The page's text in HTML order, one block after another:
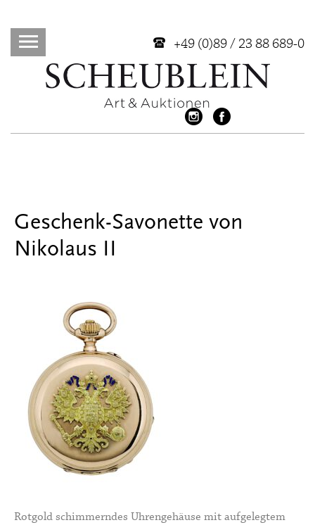
+49 (0)89 / 23 88 689-0
Geschenk-Savonette von
Nikolaus II
Rotgold schimmerndes Uhrengehäuse mit aufgelegtem